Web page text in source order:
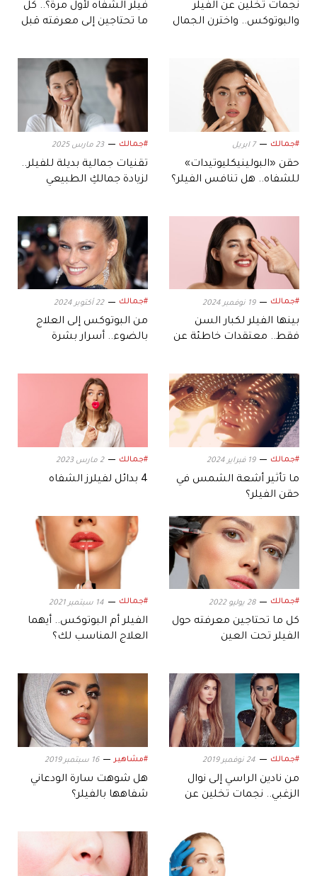
نجمات تخلين عن الفيلر
والبوتوكس.. واخترن الجمال
فيلر الشفاه لأول مرة؟.. كل
ما تحتاجين إلى معرفته قبل
#جمالك 7 ابريل
حقن «البولينيكليوتيدات»
للشفاه.. هل تنافس الفيلر؟
#جمالك 23 مارس 2025
تقنيات جمالية بديلة للفيلر..
لزيادة جمالكِ الطبيعي
#جمالك 19 نوفمبر 2024
بينها الفيلر لكبار السن
فقط.. معتقدات خاطئة عن
#جمالك 22 أكتوبر 2024
من البوتوكس إلى العلاج
بالضوء.. أسرار بشرة
#جمالك 19 فبراير 2024
ما تأثير أشعة الشمس في
حقن الفيلر؟
#جمالك 2 مارس 2023
4 بدائل لفيلرز الشفاه
#جمالك 28 يوليو 2022
كل ما تحتاجين معرفته حول
الفيلر تحت العين
#جمالك 14 سبتمبر 2021
الفيلر أم البوتوكس.. أيهما
العلاج المناسب لك؟
#جمالك 24 نوفمبر 2019
من نادين الراسي إلى نوال
الزغبي.. نجمات تخلين عن
#مشاهير 16 سبتمبر 2019
هل شوهت سارة الودعاني
شفاهها بالفيلر؟